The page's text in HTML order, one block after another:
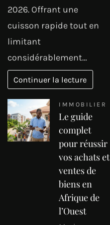
2026. Offrant une
cuisson rapide tout en
limitant
considérablement…
Continuer la lecture
IMMOBILIER
Le guide
complet
pour réussir
vos achats et
ventes de
biens en
Afrique de
l’Ouest